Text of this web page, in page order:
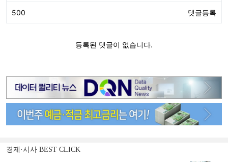
경제·시사 BEST CLICK